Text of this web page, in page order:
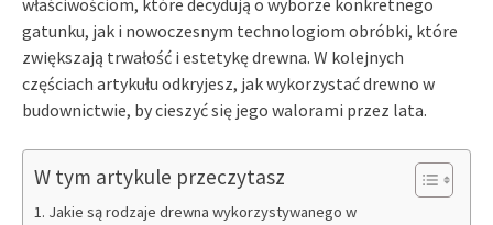
gatunku, jak i nowoczesnym technologiom obróbki, które
zwiększają trwałość i estetykę drewna. W kolejnych
częściach artykułu odkryjesz, jak wykorzystać drewno w
budownictwie, by cieszyć się jego walorami przez lata.
W tym artykule przeczytasz
Jakie są rodzaje drewna wykorzystywanego w